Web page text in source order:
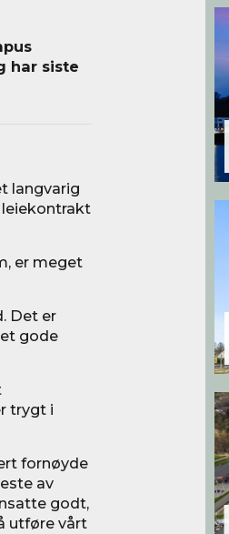
har siste
langvarig
er meget
Det er
gode
trygt i
fornøyde
av
godt,
utføre vårt